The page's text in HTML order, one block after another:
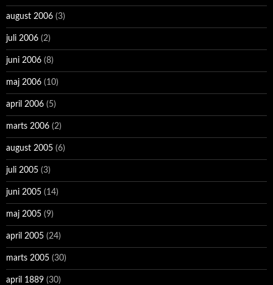
august 2006 (3)
juli 2006 (2)
juni 2006 (8)
maj 2006 (10)
april 2006 (5)
marts 2006 (2)
august 2005 (6)
juli 2005 (3)
juni 2005 (14)
maj 2005 (9)
april 2005 (24)
marts 2005 (30)
april 1889 (30)